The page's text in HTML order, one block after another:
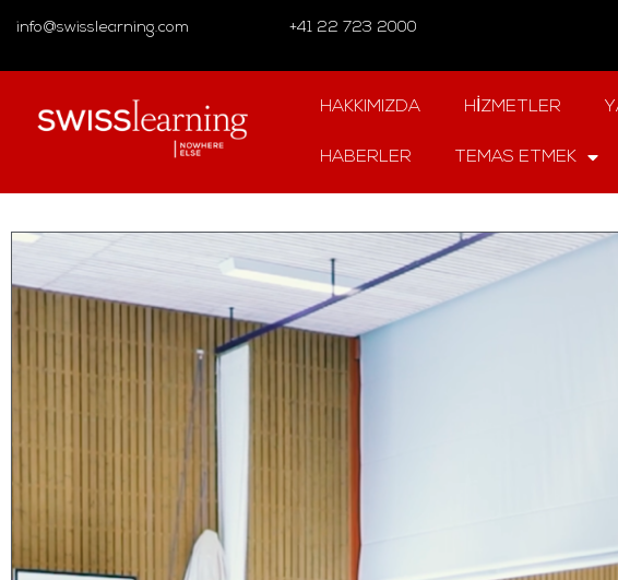
info@swisslearning.com +41 22 723 2000
HAKKIMIZDA HIZMETLER
HABERLER TEMAS ETMEK